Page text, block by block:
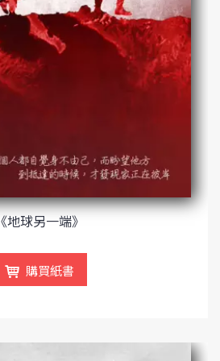
《地球另一端》
購買紙書